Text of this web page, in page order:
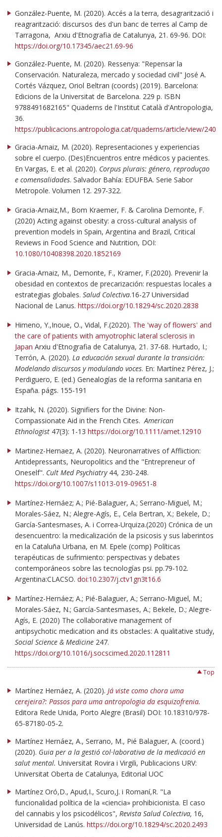
González-Puente, M. (2020). Accés a la terra, desagrarització i
reagrarització: discursos des d'un banc de terres al Camp de
Tarragona, Arxiu d'Etnografia de Catalunya, 21. 69-96. DOI:
https://doi.org/10.17345/aec21.69-96
González-Puente, M. (2020). Ressenya: "Repensar la
Conservación. Naturaleza, mercado y sociedad civil" José A.
Cortés Vázquez, Oriol Beltran (coords) (2019). Barcelona:
Edicions de la Universitat de Barcelona. 229 p. ISBN
9788491682165" Quaderns de l'Institut Català d'Antropologia,
36.
https://publicacions.antropologia.cat/quaderns/article/view/240
Gracia-Arnaiz, M. (2020). Representaciones y experiencias
sobre el cuerpo. (Des)Encuentros entre médicos y pacientes.
En Vargas, E. et al. (2020). Corpus plurais: género, reproduçao
e comensalidades. Salvador Bahía: EDUFBA. Serie Sabor
Metropole. Volumen 12. 297-322.
Gracia-Arnaiz,M., Bom Kraemer, F. & Carolina Demonte, F.
(2020) Acting against obesity: a cross-cultural analysis of
prevention models in Spain, Argentina and Brazil, Critical
Reviews in Food Science and Nutrition, DOI:
10.1080/10408398.2020.1852169
Gracia-Arnaiz, M., Demonte, F., Kramer, F.(2020). Prevenir la
obesidad en contextos de precarización: respuestas locales a
estrategias globales. Salud Colectiva.16-27 Universidad
Nacional de Lanus. https://doi.org/10.18294/sc.2020.2838
Himeno, Y.,Inoue, O., Vidal, F.(2020). The 'way of flowers' and
the care of patients with amyotrophic lateral sclerosis in
Japan Arxiu d'Etnografia de Catalunya, 21. 37-68. Hurtado, I.;
Terrón, A. (2020). La educación sexual durante la transición:
Modelando discursos y modulando voces. En: Martínez Pérez, J.;
Perdiguero, E. (ed.) Genealogías de la reforma sanitaria en
España. págs. 155-191
Itzahk, N. (2020). Signifiers for the Divine: Non-
Compassionate Aid in the French Cites.American
Ethnologist 47(3): 1-13 https://doi.org/10.1111/amet.12910
Martinez-Hernaez, A. (2020). Neuronarratives of Affliction:
Antidepressants, Neuropolitics and the "Entrepreneur of
Oneself". Cult Med Psychiatry44, 230-248.
https://doi.org/10.1007/s11013-019-09651-8
Martínez-Hernáez; A.; Pié-Balaguer, A.; Serrano-Miguel, M.;
Morales-Sáez, N.; Alegre-Agís, E., Cela Bertran, X.; Bekele, D.;
García-Santesmases, A. i Correa-Urquiza.(2020) Crónica de un
desencuentro: la medicalización de la psicosis y sus laberintos
en la Cataluña Urbana, en M. Epele (comp) Políticas
terapéuticas de sufrimiento: perspectivas y debates
contemporáneos sobre las tecnologías psi. pp.79-102.
Argentina:CLACSO. doi:10.2307/j.ctv1gn3t16.6
Martínez-Hernáez; A.; Pié-Balaguer, A.; Serrano-Miguel, M.;
Morales-Sáez, N.; García-Santesmases, A.; Bekele, D.; Alegre-
Agís, E. (2020) The collaborative management of
antipsychotic medication and its obstacles: A qualitative study,
Social Science & Medicine 247.
https://doi.org/10.1016/j.socscimed.2020.112811
Top
Martínez Hernáez, A. (2020). Já viste como chora uma
cerejeira?: Passos para uma antropologia da esquizofrenia.
Editora Rede Unida, Porto Alegre (Brasil) DOI: 10.18310/978-
65-87180-05-2.
Martínez Hernáez, A., Serrano, M., Pié Balaguer, A. (coord.)
(2020). Guia per a la gestió col·laborativa de la medicació en
salut mental. Universitat Rovira i Virgili, Publicacions URV:
Universitat Oberta de Catalunya, Editorial UOC
Martínez Oró,D., Apud,I., Scuro,J. i Romaní,R. "La
funcionalidad política de la «ciencia» prohibicionista. El caso
del cannabis y los psicodélicos", Revista Salud Colectiva, 16,
Universidad de Lanús. https://doi.org/10.18294/sc.2020.2493